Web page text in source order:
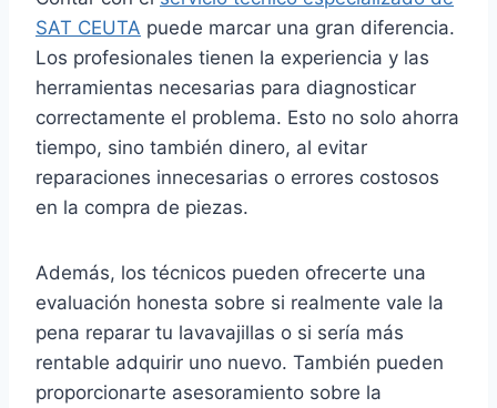
SAT CEUTA puede marcar una gran diferencia.
Los profesionales tienen la experiencia y las
herramientas necesarias para diagnosticar
correctamente el problema. Esto no solo ahorra
tiempo, sino también dinero, al evitar
reparaciones innecesarias o errores costosos
en la compra de piezas.
Además, los técnicos pueden ofrecerte una
evaluación honesta sobre si realmente vale la
pena reparar tu lavavajillas o si sería más
rentable adquirir uno nuevo. También pueden
proporcionarte asesoramiento sobre la